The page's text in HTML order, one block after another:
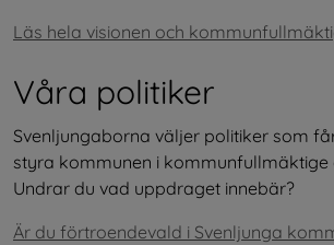
Läs hela visionen och
Våra politiker
Svenljungaborna väljer politiker som
styra kommunen i kommunfullmäktige
Undrar du vad uppdraget innebär?
Är du förtroendevald i Svenljunga